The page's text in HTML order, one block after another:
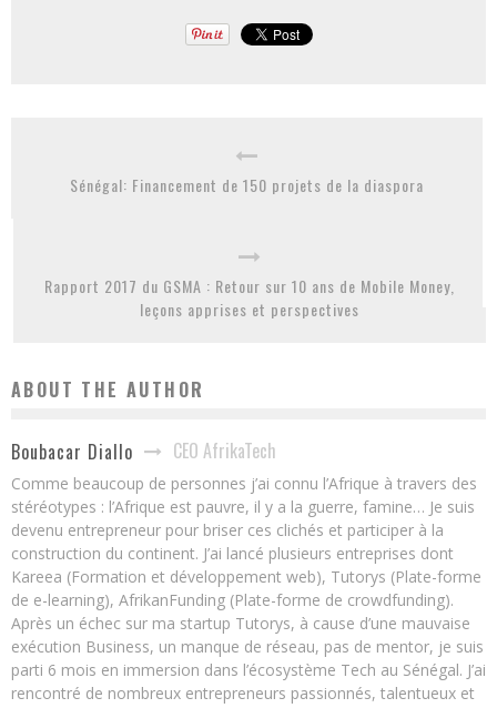
Sénégal: Financement de 150 projets de la diaspora
Rapport 2017 du GSMA : Retour sur 10 ans de Mobile Money,
leçons apprises et perspectives
ABOUT THE AUTHOR
Boubacar Diallo CEO AfrikaTech
Comme beaucoup de personnes j’ai connu l’Afrique à travers des
stéréotypes : l’Afrique est pauvre, il y a la guerre, famine… Je suis
devenu entrepreneur pour briser ces clichés et participer à la
construction du continent. J’ai lancé plusieurs entreprises dont
Kareea (Formation et développement web), Tutorys (Plate-forme
de e-learning), AfrikanFunding (Plate-forme de crowdfunding).
Après un échec sur ma startup Tutorys, à cause d’une mauvaise
exécution Business, un manque de réseau, pas de mentor, je suis
parti 6 mois en immersion dans l’écosystème Tech au Sénégal. J’ai
rencontré de nombreux entrepreneurs passionnés, talentueux et